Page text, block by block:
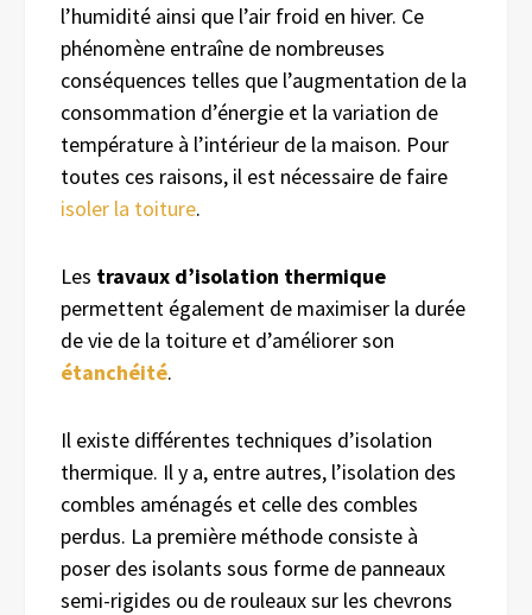
l’humidité ainsi que l’air froid en hiver. Ce
phénomène entraîne de nombreuses
conséquences telles que l’augmentation de la
consommation d’énergie et la variation de
température à l’intérieur de la maison. Pour
toutes ces raisons, il est nécessaire de faire
isoler la toiture.
Les travaux d’isolation thermique
permettent également de maximiser la durée
de vie de la toiture et d’améliorer son
étanchéité.
Il existe différentes techniques d’isolation
thermique. Il y a, entre autres, l’isolation des
combles aménagés et celle des combles
perdus. La première méthode consiste à
poser des isolants sous forme de panneaux
semi-rigides ou de rouleauxsur les chevrons